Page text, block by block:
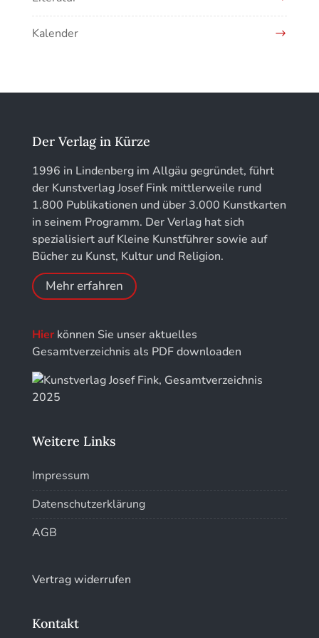
Kunstführer H
Kunstführer K
Kunstführer L
Kunstführer M
Kunstführer NO
Kunstführer PQ
Kunstführer R
Kunstführer Sch
Kunstführer St
EOTHEN
löhe:porträts
Jahrbuch des Landkreises Lindau
Jahresschriften der DGC Deutsche Gesellschaft
für Chronometrie
Jahrbuch der Stiftung Thüringer Schlösser und
Gärten
Kalender
Der Verlag in Kürze
1996 in Lindenberg im Allgäu gegründet, führt
der Kunstverlag Josef Fink mittlerweile rund
1.800 Publikationen und über 3.000 Kunstkarten
in seinem Programm. Der Verlag hat sich
spezialisiert auf Kleine Kunstführer sowie auf
Bücher zu Kunst, Kultur und Religion.
Mehr erfahren
Hierkönnen Sie unser aktuelles
Gesamtverzeichnis als PDF downloaden
Weitere Links
Impressum
Datenschutzerklärung
AGB
Vertrag widerrufen
Kontakt